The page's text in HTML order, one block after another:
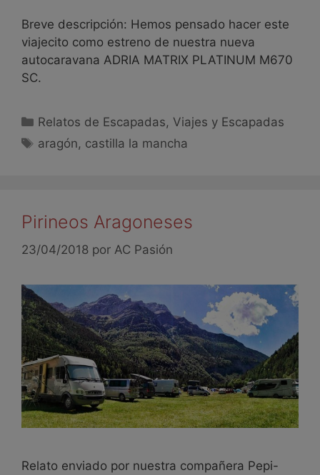
Breve descripción: Hemos pensado hacer este
viajecito como estreno de nuestra nueva
autocaravana ADRIA MATRIX PLATINUM M670
SC.
Relatos de Escapadas, Viajes y Escapadas
aragón, castilla la mancha
Pirineos Aragoneses
23/04/2018 por AC Pasión
Relato enviado por nuestra compañera Pepi-